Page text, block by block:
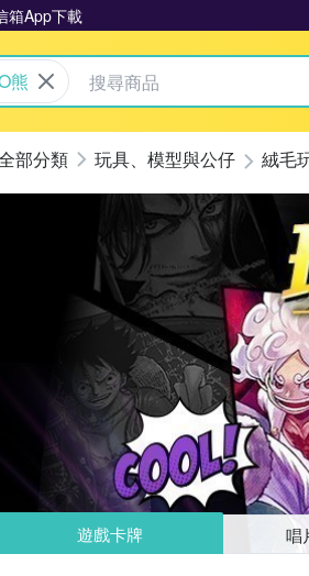
箱App下載
熊
玩具、模型與公仔 絨毛
遊戲卡牌 唱